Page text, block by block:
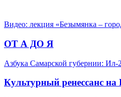
Видео: лекция «Безымянка –
ОТ А ДО Я
Азбука Самарской губернии:
Культурный ренессанс на